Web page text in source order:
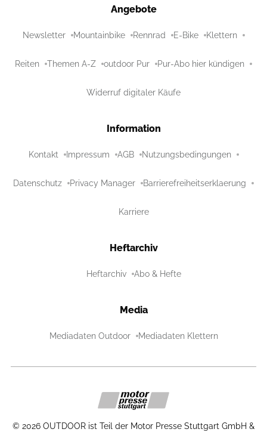
Angebote
Newsletter Mountainbike Rennrad E-Bike Klettern
Reiten Themen A-Z outdoor Pur Pur-Abo hier kündigen
Widerruf digitaler Käufe
Information
Kontakt Impressum AGB Nutzungsbedingungen
Datenschutz Privacy Manager Barrierefreiheitserklaerung
Karriere
Heftarchiv
Heftarchiv Abo & Hefte
Media
Mediadaten Outdoor Mediadaten Klettern
© 2026 OUTDOOR ist Teil der Motor Presse Stuttgart GmbH &